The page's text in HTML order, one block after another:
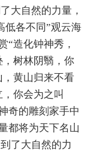
大自然的力量，
低各不同”观云海
“造化钟神秀，
，树林阴翳，你
黄山归来不看
你会为之叫
奇的雕刻家手中
都将为天下名山
了大自然的力